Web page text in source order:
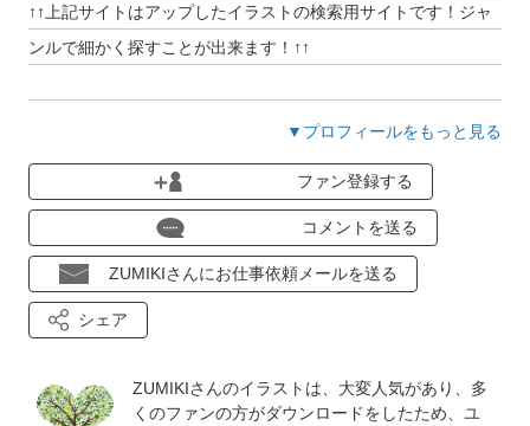
↑↑上記サイトはアップしたイラストの検索用サイトです！ジャ
ンルで細かく探すことが出来ます！↑↑
実際に使用してくださる方から感想をいただけることがとても
嬉しく、作品作りのモチベーションになっています。使い勝手
の良いイラストをこれからも沢山アップ出来るよう頑張りま
す！
(eps、ai画像はillutrator10で保存しています。)
▼プロフィールをもっと見る
ファン登録する
コメントを送る
ZUMIKIさんにお仕事依頼メールを送る
シェア
ZUMIKIさんのイラストは、大変人気があり、多
くのファンの方がダウンロードをしたため、ユ